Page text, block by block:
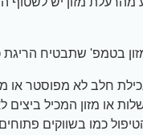
בטמפ' שתבטיח הריגת
חלב לא מפוסטר או
או מזון המכיל
כמו בשווקים